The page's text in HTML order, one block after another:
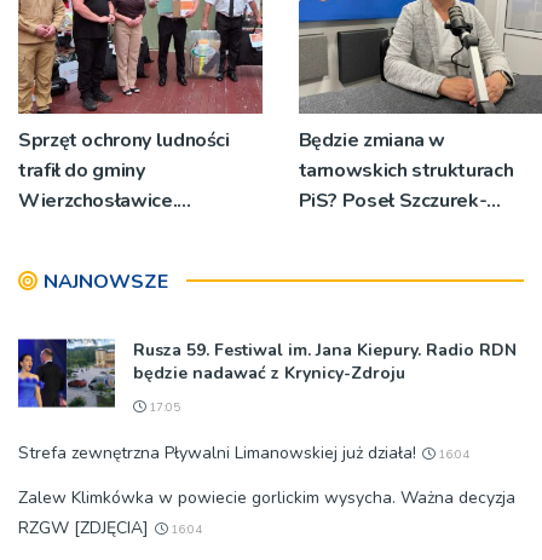
Sprzęt ochrony ludności
trafił do gminy
Wierzchosławice.
wodociągów
Będzie zmiana w
tarnowskich strukturach
PiS? Poseł Szczurek-
NAJNOWSZE
Rusza 59. Festiwal im. Jana Kiepury. Radio RDN
będzie nadawać z Krynicy-Zdroju
17:05
Strefa zewnętrzna Pływalni Limanowskiej już działa! 16:04
Zalew Klimkówka w powiecie gorlickim wysycha. Ważna decyzja
RZGW [ZDJĘCIA]
16:04